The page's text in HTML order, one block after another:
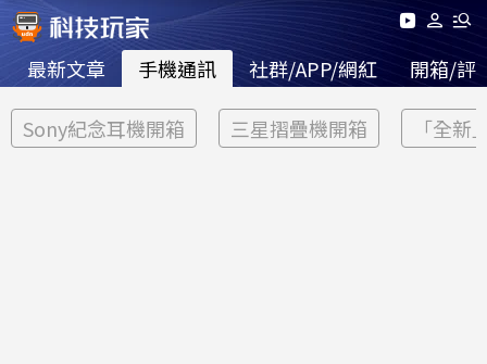
最新文章 手機通訊 社群/APP/網紅 開箱/評
Sony紀念耳機開箱 三星摺疊機開箱 「全新